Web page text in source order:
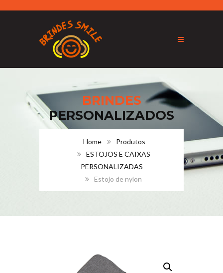
BRINDES
PERSONALIZADOS
Home
Produtos
ESTOJOS E CAIXAS
PERSONALIZADAS
Estojo de nylon